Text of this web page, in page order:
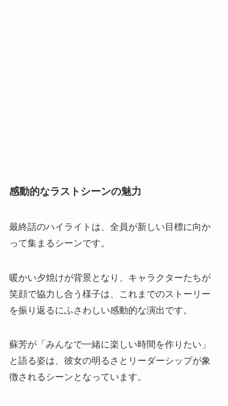
感動的なラストシーンの魅力
最終話のハイライトは、全員が新しい目標に向か
って集まるシーンです。
暖かい夕焼けが背景となり、キャラクターたちが
笑顔で協力し合う様子は、これまでのストーリー
を振り返るにふさわしい感動的な演出です。
蘇芳が「みんなで一緒に楽しい時間を作りたい」
と語る姿は、彼女の明るさとリーダーシップが象
徴されるシーンとなっています。